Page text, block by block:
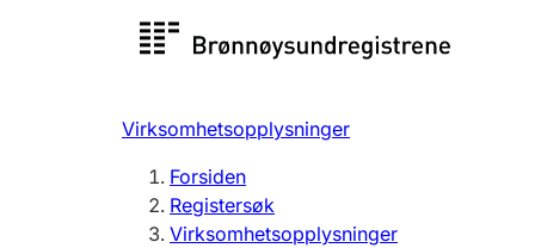
Registersøk
Registrere, endre, slette
Virksomhetsopplysninger
Forsiden
Registersøk
Virksomhetsopplysninger